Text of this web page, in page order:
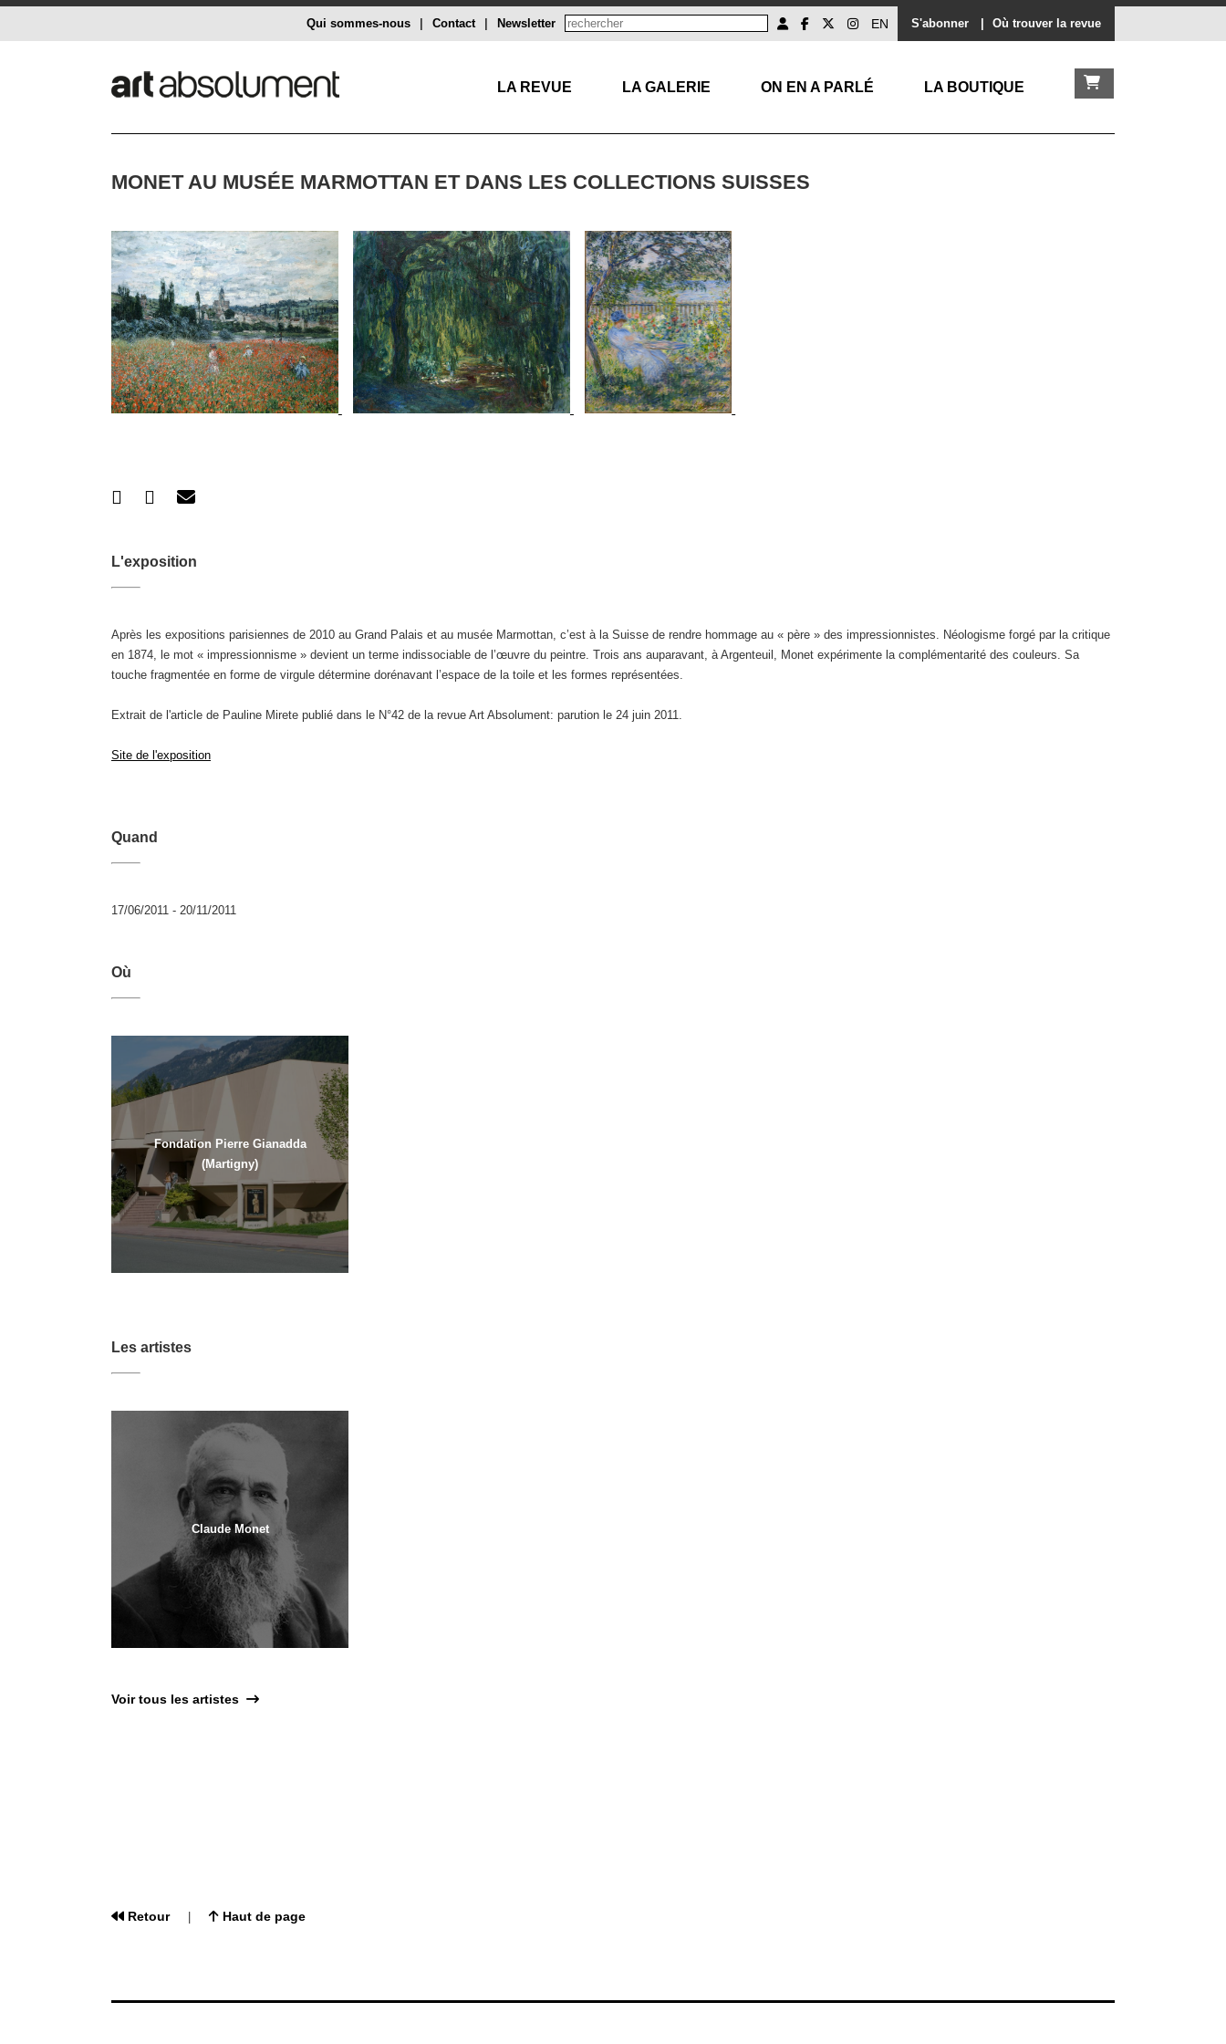
S'abonner Où trouver la revue
EN
Newsletter
Contact
Qui sommes-nous
LA REVUE LA GALERIE ON EN A PARLÉ LA BOUTIQUE
MONET AU MUSÉE MARMOTTAN ET DANS LES COLLECTIONS SUISSES
L'exposition
Après les expositions parisiennes de 2010 au Grand Palais et au musée Marmottan, c’est à la Suisse de rendre hommage au « père » des impressionnistes. Néologisme forgé par la critique
en 1874, le mot « impressionnisme » devient un terme indissociable de l’œuvre du peintre. Trois ans auparavant, à Argenteuil, Monet expérimente la complémentarité des couleurs. Sa
touche fragmentée en forme de virgule détermine dorénavant l’espace de la toile et les formes représentées.
Extrait de l'article de Pauline Mirete publié dans le N°42 de la revue Art Absolument: parution le 24 juin 2011.
Site de l'exposition
Quand
17/06/2011 - 20/11/2011
Où
Fondation Pierre Gianadda
(Martigny)
Les artistes
Claude Monet
Voir tous les artistes
Retour| Haut de page